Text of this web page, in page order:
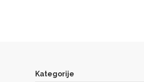
Kategorije